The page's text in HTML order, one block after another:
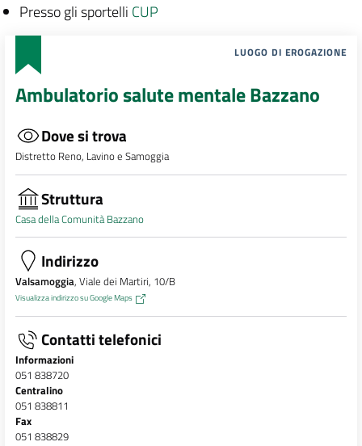
Presso gli sportelli CUP
LUOGO DI EROGAZIONE
Ambulatorio salute mentale Bazzano
Dove si trova
Distretto Reno, Lavino e Samoggia
Struttura
Casa della Comunità Bazzano
Indirizzo
Valsamoggia, Viale dei Martiri, 10/B
Visualizza indirizzo su Google Maps
Contatti telefonici
Informazioni
051 838720
Centralino
051 838811
Fax
051 838829